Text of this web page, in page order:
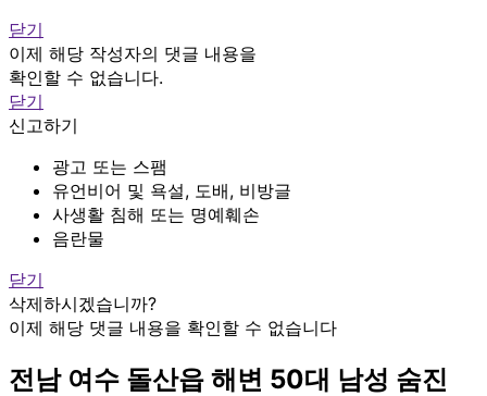
닫기
이제 해당 작성자의 댓글 내용을
확인할 수 없습니다.
닫기
신고하기
광고 또는 스팸
유언비어 및 욕설, 도배, 비방글
사생활 침해 또는 명예훼손
음란물
닫기
삭제하시겠습니까?
이제 해당 댓글 내용을 확인할 수 없습니다
전남 여수 돌산읍 해변 50대 남성 숨진